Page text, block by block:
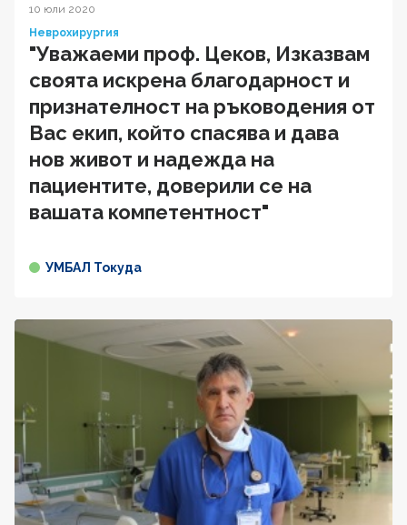
10 юли 2020
Неврохирургия
"Уважаеми проф. Цеков, Изказвам
своята искрена благодарност и
признателност на ръководения от
Вас екип, който спасява и дава
нов живот и надежда на
пациентите, доверили се на
вашата компетентност"
УМБАЛ Токуда